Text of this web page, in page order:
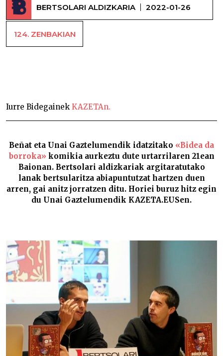
BERTSOLARI ALDIZKARIA 2022-01-26
124. ZENBAKIAN
Iurre Bidegainek KAZETAn.
Beñat eta Unai Gaztelumendik idatzitako «Bidea da
borroka» komikia aurkeztu dute urtarrilaren 21ean
Baionan. Bertsolari aldizkariak argitaratutako
lanak bertsularitza abiapuntutzat hartzen duen
arren, gai anitz jorratzen ditu. Horiei buruz hitz egin
du Unai Gaztelumendik KAZETA.EUSen.